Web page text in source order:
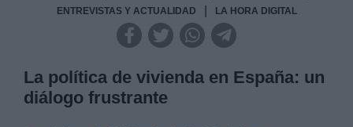
ENTREVISTAS Y ACTUALIDAD LA HORA DIGITAL
La política de vivienda en España: un
diálogo frustrante
Legitimación: